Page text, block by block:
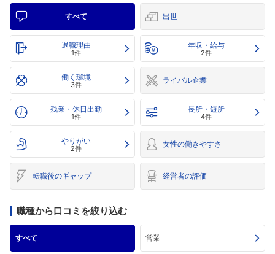
すべて 出世
退職理由
1件
年収・給与
2件
働く環境
3件 ライバル企業
残業・休日出勤
1件
長所・短所
4件
やりがい
2件 女性の働きやすさ
転職後のギャップ 経営者の評価
職種から口コミを絞り込む
すべて 営業